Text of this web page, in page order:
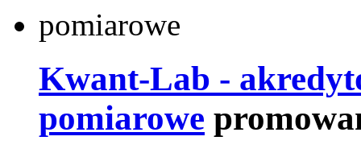
Kwant-Lab -
pomiarowe